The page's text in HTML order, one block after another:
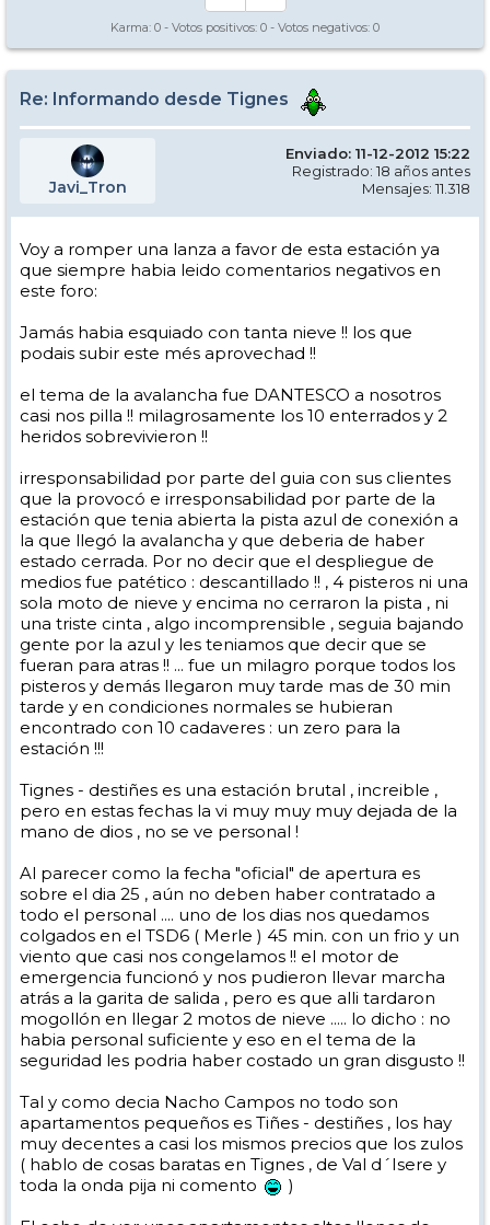
Karma: 0 - Votos positivos: 0 - Votos negativos: 0
Re: Informando desde Tignes
Javi_Tron
Enviado: 11-12-2012 15:22
Registrado: 18 años antes
Mensajes: 11.318
Voy a romper una lanza a favor de esta estación ya
que siempre habia leido comentarios negativos en
este foro:
Jamás habia esquiado con tanta nieve !! los que
podais subir este més aprovechad !!
el tema de la avalancha fue DANTESCO a nosotros
casi nos pilla !! milagrosamente los 10 enterrados y 2
heridos sobrevivieron !!
irresponsabilidad por parte del guia con sus clientes
que la provocó e irresponsabilidad por parte de la
estación que tenia abierta la pista azul de conexión a
la que llegó la avalancha y que deberia de haber
estado cerrada. Por no decir que el despliegue de
medios fue patético : descantillado !! , 4 pisteros ni una
sola moto de nieve y encima no cerraron la pista , ni
una triste cinta , algo incomprensible , seguia bajando
gente por la azul y les teniamos que decir que se
fueran para atras !! ... fue un milagro porque todos los
pisteros y demás llegaron muy tarde mas de 30 min
tarde y en condiciones normales se hubieran
encontrado con 10 cadaveres : un zero para la
estación !!!
Tignes - destiñes es una estación brutal , increible ,
pero en estas fechas la vi muy muy muy dejada de la
mano de dios , no se ve personal !
Al parecer como la fecha "oficial" de apertura es
sobre el dia 25 , aún no deben haber contratado a
todo el personal .... uno de los dias nos quedamos
colgados en el TSD6 ( Merle ) 45 min. con un frio y un
viento que casi nos congelamos !! el motor de
emergencia funcionó y nos pudieron llevar marcha
atrás a la garita de salida , pero es que alli tardaron
mogollón en llegar 2 motos de nieve ..... lo dicho : no
habia personal suficiente y eso en el tema de la
seguridad les podria haber costado un gran disgusto !!
Tal y como decia Nacho Campos no todo son
apartamentos pequeños es Tiñes - destiñes , los hay
muy decentes a casi los mismos precios que los zulos
( hablo de cosas baratas en Tignes , de Val d´Isere y
toda la onda pija ni comento
)